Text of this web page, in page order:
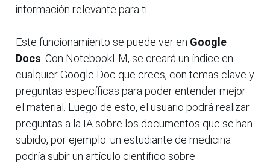
información relevante para ti.
Este funcionamiento se puede ver en Google
Docs . Con NotebookLM, se creará un índice en
cualquier Google Doc que crees, con temas clave y
preguntas específicas para poder entender mejor
el material. Luego de esto, el usuario podrá realizar
preguntas a la IA sobre los documentos que se han
subido, por ejemplo: un estudiante de medicina
podría subir un artículo científico sobre